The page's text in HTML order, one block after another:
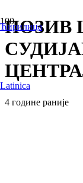
Ћирилица
Latinica
ПОЗИВ
4 године раније